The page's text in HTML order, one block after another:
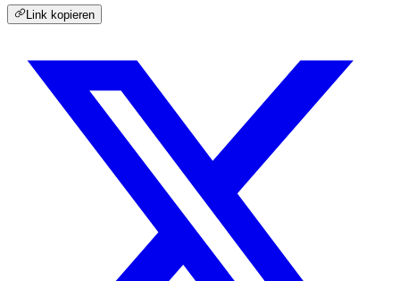
Link kopieren